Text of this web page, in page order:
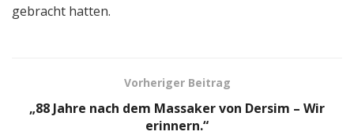
gebracht hatten.
Vorheriger Beitrag
„88 Jahre nach dem Massaker von Dersim – Wir
erinnern.“